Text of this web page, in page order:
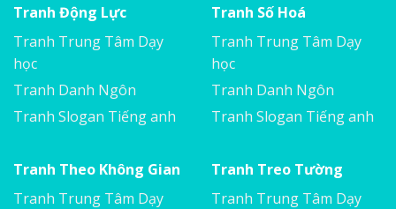
Tranh Động Lực
Tranh Trung Tâm Dạy
học
Tranh Danh Ngôn
Tranh Slogan Tiếng anh
Tranh Số Hoá
Tranh Trung Tâm Dạy
học
Tranh Danh Ngôn
Tranh Slogan Tiếng anh
Tranh Theo Không Gian
Tranh Trung Tâm Dạy
Tranh Treo Tường
Tranh Trung Tâm Dạy